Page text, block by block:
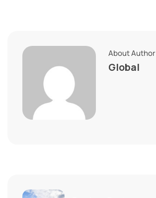
About Author
Global